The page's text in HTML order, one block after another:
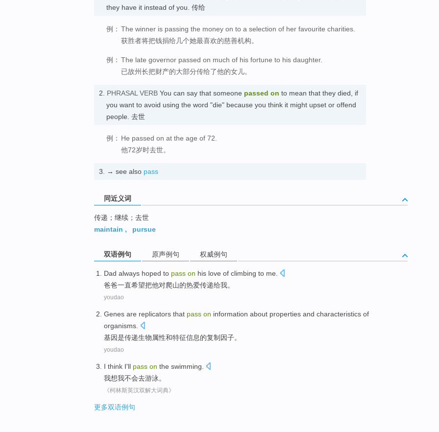
they have it instead of you. 传给
例： The winner is passing the money on to a selection of her favourite charities.
获胜者将把钱捐给几个她最喜欢的慈善机构。
例： The late governor passed on much of his fortune to his daughter.
已故州长把财产的大部分传给了他的女儿。
2. PHRASAL VERB You can say that someone passed on to mean that they died, if
you want to avoid using the word "die" because you think it might upset or offend
people. 去世
例： He passed on at the age of 72.
他72岁时去世。
3. → see also pass
同近义词
传递；继续；去世
maintain , pursue
双语例句 原声例句 权威例句
Dad always hoped to pass on his love of climbing to me.
爸爸一直希望把他对爬山的热爱传递给我。
youdao
Genes are replicators that pass on information about properties and characteristics of
organisms
基因是传递生物属性和特征信息的复制因子。
youdao
I think I'll pass on the swimming
我想我不会去游泳。
《柯林斯英汉双解大词典》
更多双语例句